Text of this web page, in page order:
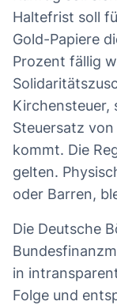
Haltefrist soll
Gold-Papiere
Prozent fällig
Kirchensteuer,
Steuersatz
kommt. Die
gelten.
oder Barren,
Die Deutsche
in
Folge und